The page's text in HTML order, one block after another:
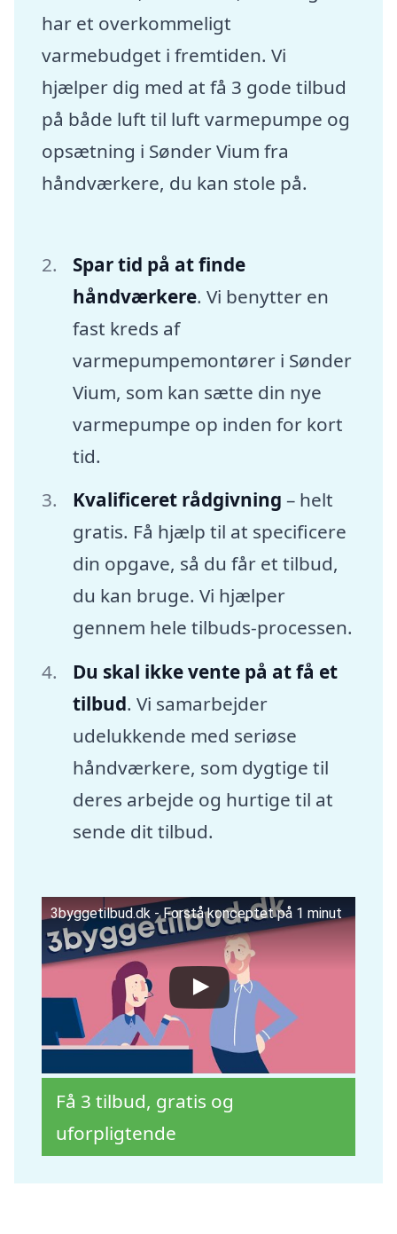
har et overkommeligt
varmebudget i fremtiden. Vi
hjælper dig med at få 3 gode tilbud
på både luft til luft varmepumpe og
opsætning i Sønder Vium fra
håndværkere, du kan stole på.
Spar tid på at finde
håndværkere. Vi benytter en
fast kreds af
varmepumpemontører i Sønder
Vium, som kan sætte din nye
varmepumpe op inden for kort
tid.
Kvalificeret rådgivning – helt
gratis. Få hjælp til at specificere
din opgave, så du får et tilbud,
du kan bruge. Vi hjælper
gennem hele tilbuds-processen.
Du skal ikke vente på at få et
tilbud. Vi samarbejder
udelukkende med seriøse
håndværkere, som dygtige til
deres arbejde og hurtige til at
sende dit tilbud.
3byggetilbud.dk - Forstå konceptet på 1 minut
Få 3 tilbud, gratis og
uforpligtende